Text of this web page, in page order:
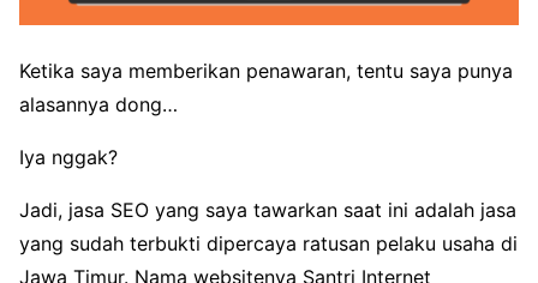
Ketika saya memberikan penawaran, tentu saya punya
alasannya dong…
Iya nggak?
Jadi, jasa SEO yang saya tawarkan saat ini adalah jasa
yang sudah terbukti dipercaya ratusan pelaku usaha di
Jawa Timur. Nama websitenya Santri Internet